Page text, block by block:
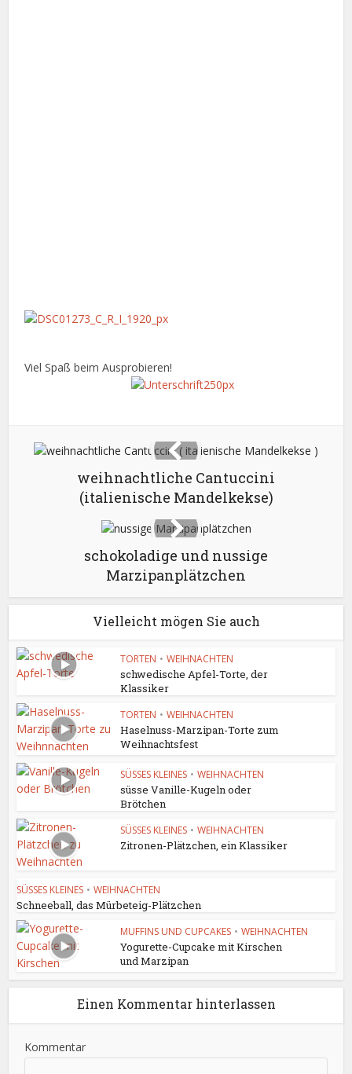
Viel Spaß beim Ausprobieren!
weihnachtliche Cantuccini
(italienische Mandelkekse)
schokoladige und nussige
Marzipanplätzchen
Vielleicht mögen Sie auch
TORTEN • WEIHNACHTEN
schwedische Apfel-Torte, der
Klassiker
TORTEN • WEIHNACHTEN
Haselnuss-Marzipan-Torte zum
Weihnachtsfest
SÜSSES KLEINES • WEIHNACHTEN
süsse Vanille-Kugeln oder
Brötchen
SÜSSES KLEINES • WEIHNACHTEN
Zitronen-Plätzchen, ein Klassiker
SÜSSES KLEINES • WEIHNACHTEN
Schneeball, das Mürbeteig-Plätzchen
MUFFINS UND CUPCAKES • WEIHNACHTEN
Yogurette-Cupcake mit Kirschen
und Marzipan
Einen Kommentar hinterlassen
Kommentar